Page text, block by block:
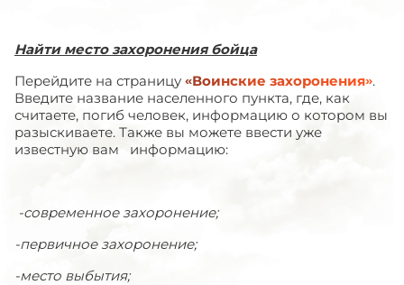
Найти место захоронения бойца
Перейдите на страницу «Воинские захоронения».
Введите название населенного пункта, где, как
считаете, погиб человек, информацию о котором вы
разыскиваете. Также вы можете ввести уже
известную вам информацию:
-современное захоронение;
-первичное захоронение;
-место выбытия;